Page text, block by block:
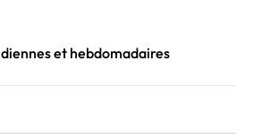
et hebdomadaires